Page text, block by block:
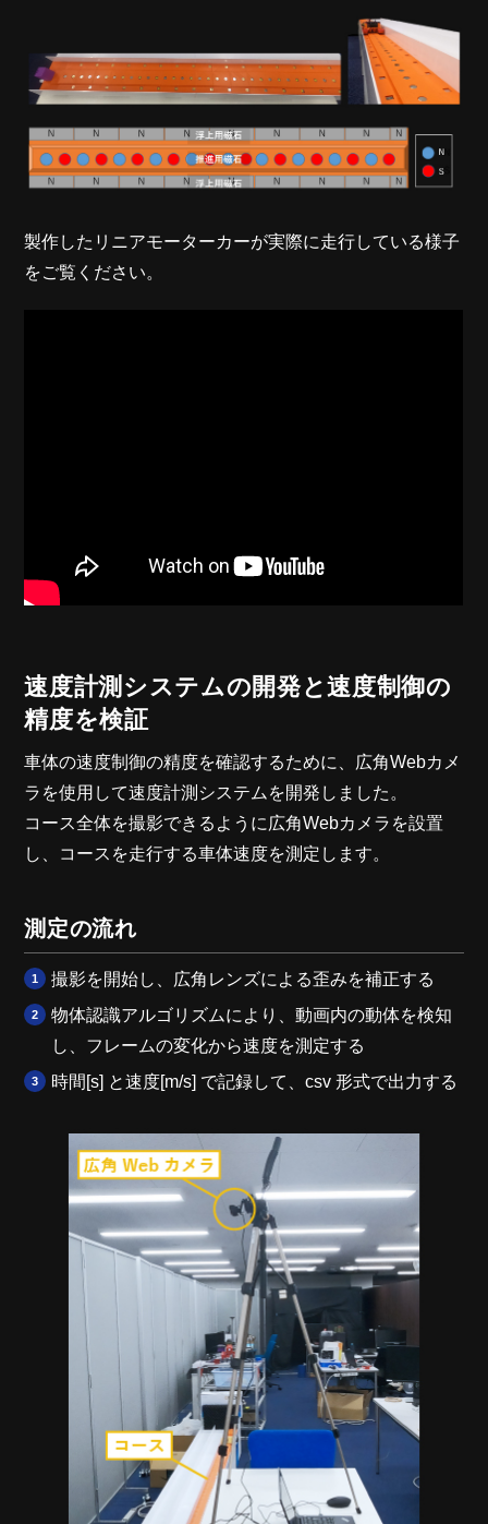
製作したリニアモーターカーが実際に走行している様子
をご覧ください。
速度計測システムの開発と速度制御の
精度を検証
車体の速度制御の精度を確認するために、広角Webカメ
ラを使用して速度計測システムを開発しました。
コース全体を撮影できるように広角Webカメラを設置
し、コースを走行する車体速度を測定します。
測定の流れ
撮影を開始し、広角レンズによる歪みを補正する
物体認識アルゴリズムにより、動画内の動体を検知
し、フレームの変化から速度を測定する
時間[s] と速度[m/s] で記録して、csv 形式で出力する